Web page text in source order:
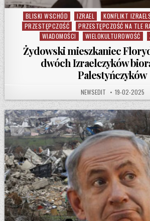
Posted in
BLISKI WSCHÓD IZRAEL
KONFLIKT
PRZESTĘPCZOŚĆ
PRZESTĘPCZOŚĆ NA TLE
WIADOMOŚCI
WIELOKULTUROWOŚĆ
Żydowski mieszkaniec
dwóch Izraelczyków
Palestyńczyków
AUTHOR:
NEWSEDIT PUBLISHED
19-02-2025